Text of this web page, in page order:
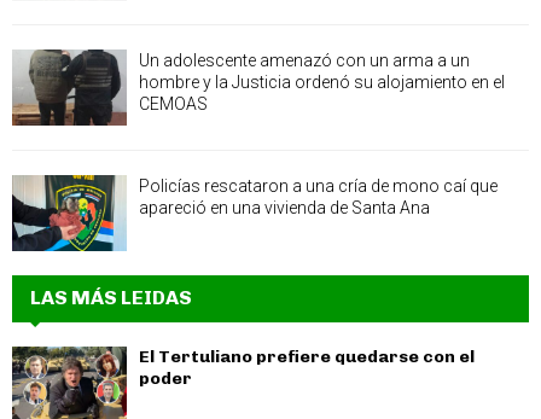
Un adolescente amenazó con un arma a un
hombre y la Justicia ordenó su alojamiento en el
CEMOAS
Policías rescataron a una cría de mono caí que
apareció en una vivienda de Santa Ana
LAS MÁS LEIDAS
El Tertuliano prefiere quedarse con el
poder